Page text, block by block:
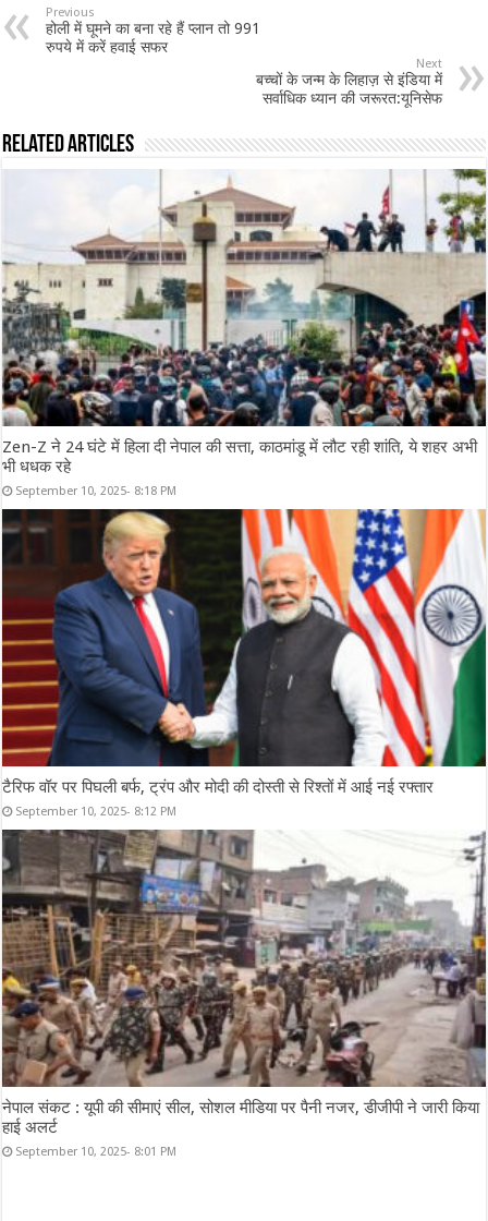
Previous
होली में घूमने का बना रहे हैं प्‍लान तो 991
रुपये में करें हवाई सफर
Next
बच्चों के जन्म के लिहाज़ से इंडिया में
सर्वाधिक ध्यान की जरूरत:यूनिसेफ
Related Articles
Zen-Z ने 24 घंटे में हिला दी नेपाल की सत्ता, काठमांडू में लौट रही शांति, ये शहर अभी
भी धधक रहे
September 10, 2025- 8:18 PM
टैरिफ वॉर पर पिघली बर्फ, ट्रंप और मोदी की दोस्ती से रिश्तों में आई नई रफ्तार
September 10, 2025- 8:12 PM
नेपाल संकट : यूपी की सीमाएं सील, सोशल मीडिया पर पैनी नजर, डीजीपी ने जारी किया
हाई अलर्ट
September 10, 2025- 8:01 PM